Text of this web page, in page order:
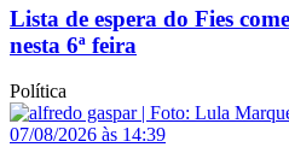
Lista de espera do Fies
nesta 6ª feira
Política
07/08/2026 às 14:39